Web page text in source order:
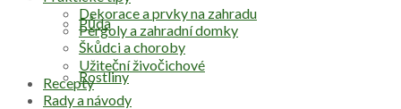
Půda
Rostliny
Dekorace a prvky na zahradu
Pergoly a zahradní domky
Škůdci a choroby
Užiteční živočichové
Recepty
Rady a návody